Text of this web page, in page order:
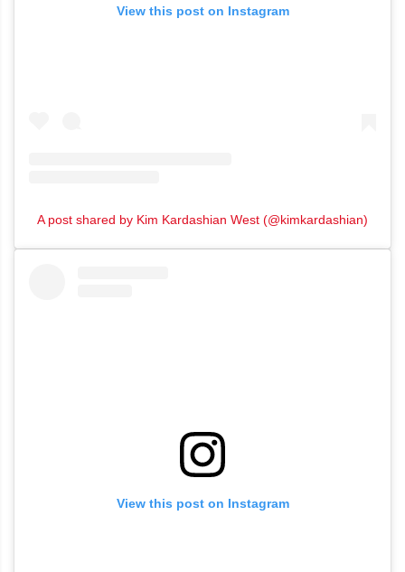
View this post on Instagram
A post shared by Kim Kardashian West (@kimkardashian)
View this post on Instagram